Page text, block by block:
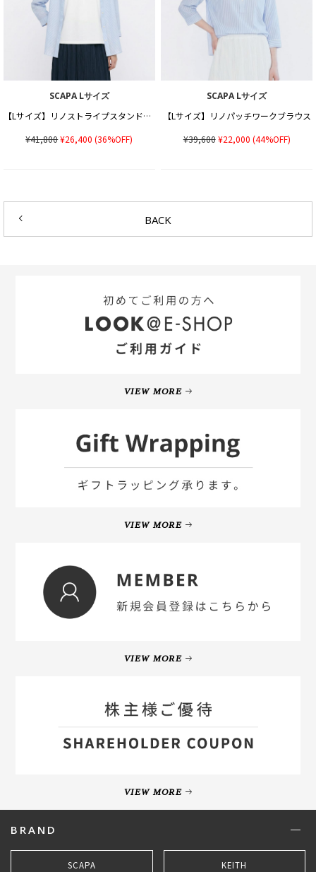
SCAPA Lサイズ
【Lサイズ】リノストライプスタンドカラーブラウス
¥41,800¥26,400 (36%OFF)
SCAPA Lサイズ
【Lサイズ】リノパッチワークブラウス
¥39,600¥22,000 (44%OFF)
BACK
VIEW MORE
VIEW MORE
VIEW MORE
VIEW MORE
BRAND
SCAPA KEITH